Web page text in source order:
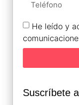
He leído y
Suscríbete